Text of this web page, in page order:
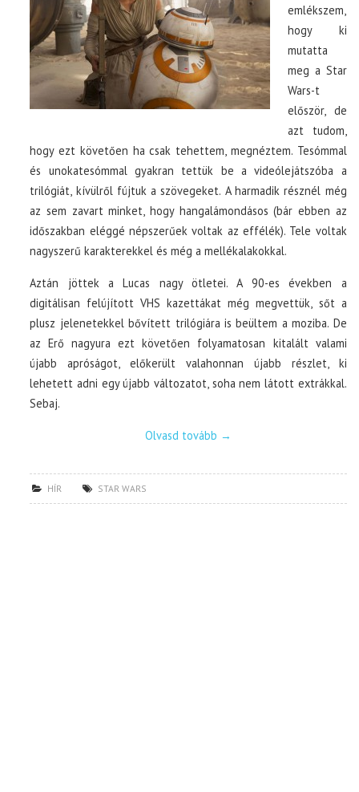
emlékszem,
hogy ki
mutatta
meg a Star
Wars-t
először, de
azt tudom,
hogy ezt követően ha csak tehettem, megnéztem. Tesómmal
és unokatesómmal gyakran tettük be a videólejátszóba a
trilógiát, kívülről fújtuk a szövegeket. A harmadik résznél még
az sem zavart minket, hogy hangalámondásos (bár ebben az
időszakban eléggé népszerűek voltak az effélék). Tele voltak
nagyszerű karakterekkel és még a mellékalakokkal.
Aztán jöttek a Lucas nagy ötletei. A 90-es években a
digitálisan felújított VHS kazettákat még megvettük, sőt a
plusz jelenetekkel bővített trilógiára is beültem a moziba. De
az Erő nagyura ezt követően folyamatosan kitalált valami
újabb apróságot, előkerült valahonnan újabb részlet, ki
lehetett adni egy újabb változatot, soha nem látott extrákkal.
Sebaj.
Olvasd tovább →
HÍR STAR WARS